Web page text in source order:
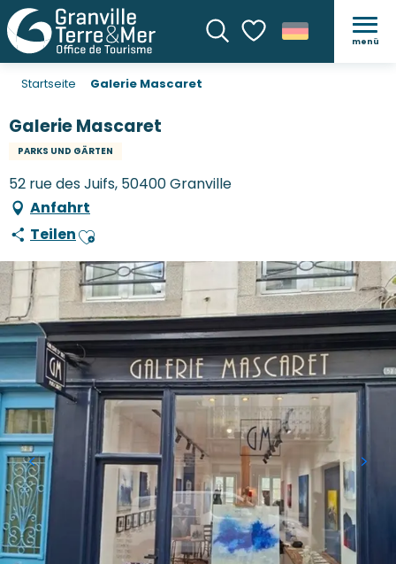
SucheVoir les favoris
menü
Startseite Galerie Mascaret
Galerie Mascaret
PARKS UND GÄRTEN
52 rue des Juifs, 50400 Granville
Anfahrt
TeilenAjouter aux favoris